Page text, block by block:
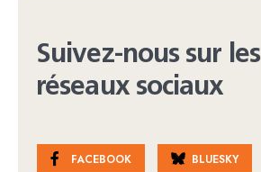
Suivez-nous sur les
réseaux sociaux
FACEBOOK BLUESKY